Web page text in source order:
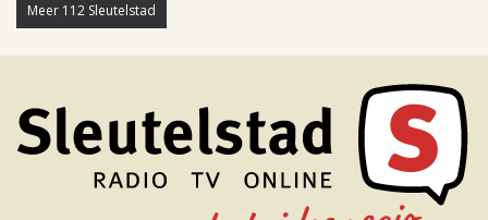
Meer 112 Sleutelstad